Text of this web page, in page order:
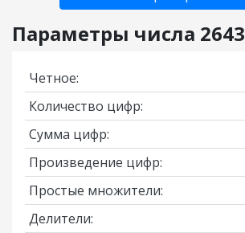
Параметры числа 2643
Четное:
Количество цифр:
Сумма цифр:
Произведение цифр:
Простые множители:
Делители: